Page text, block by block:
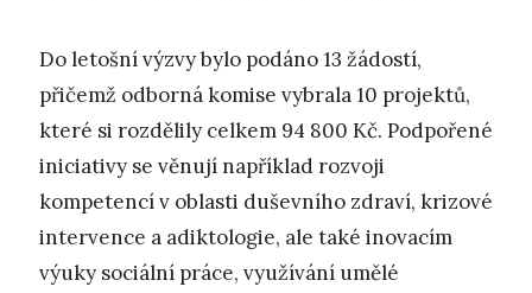
Do letošní výzvy bylo podáno 13 žádostí,
přičemž odborná komise vybrala 10 projektů,
které si rozdělily celkem 94 800 Kč. Podpořené
iniciativy se věnují například rozvoji
kompetencí v oblasti duševního zdraví, krizové
intervence a adiktologie, ale také inovacím
výuky sociální práce, využívání umělé